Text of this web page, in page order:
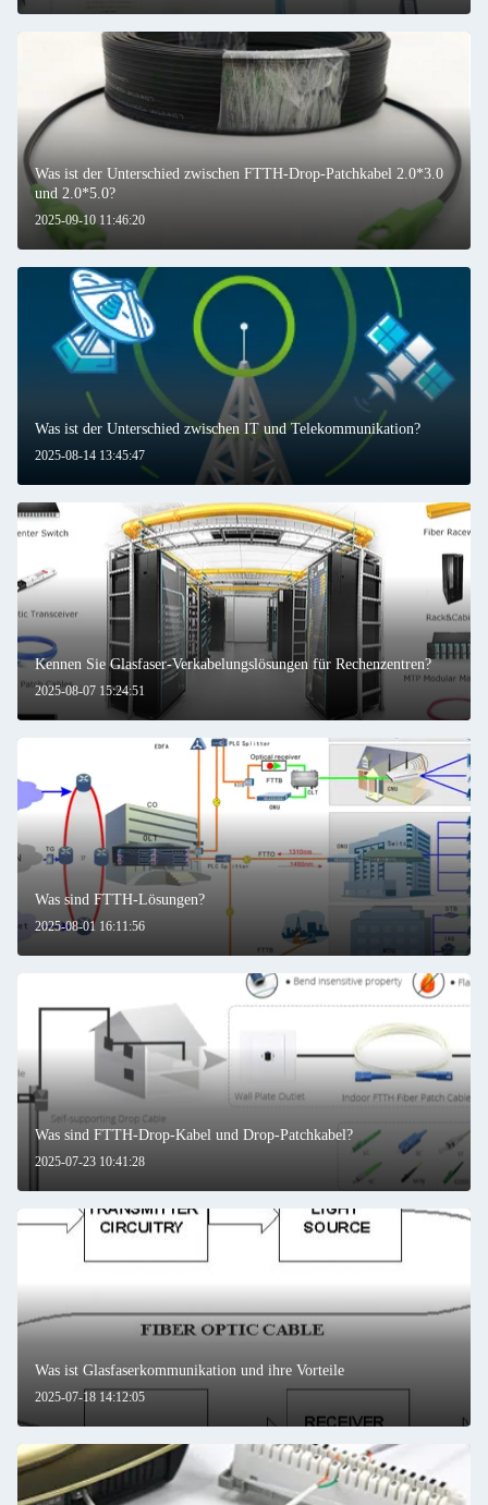
2025-09-10 11:46:20
Was ist der Unterschied zwischen FTTH-Drop-Patchkabel 2.0*3.0
und 2.0*5.0?
2025-08-14 13:45:47
Was ist der Unterschied zwischen IT und Telekommunikation?
2025-08-07 15:24:51
Kennen Sie Glasfaser-Verkabelungslösungen für Rechenzentren?
2025-08-01 16:11:56
Was sind FTTH-Lösungen?
2025-07-23 10:41:28
Was sind FTTH-Drop-Kabel und Drop-Patchkabel?
2025-07-18 14:12:05
Was ist Glasfaserkommunikation und ihre Vorteile